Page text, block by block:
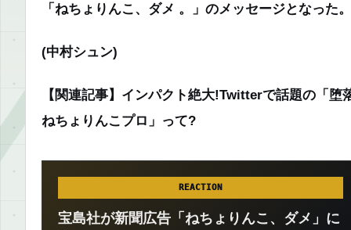
「ねちょりんこ、ダメ 。」のメッセージとなった。
(中村シュン)
【関連記事】インパクト絶大!Twitterで話題の「堕
ねちょりんこプロ」って?
REACTION
宝島社が新聞広告「ねちょりんこ、ダメ」に